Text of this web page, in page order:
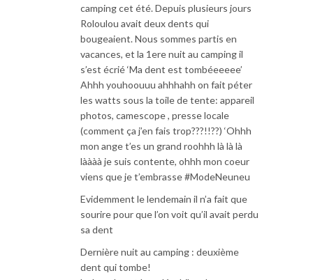
camping cet été. Depuis plusieurs jours
Roloulou avait deux dents qui
bougeaient. Nous sommes partis en
vacances, et la 1ere nuit au camping il
s’est écrié ‘Ma dent est tombéeeeee’
Ahhh youhoouuu ahhhahh on fait péter
les watts sous la toile de tente: appareil
photos, camescope , presse locale
(comment ça j’en fais trop???!!??) ‘Ohhh
mon ange t’es un grand roohhh là là là
làààà je suis contente, ohhh mon coeur
viens que je t’embrasse #ModeNeuneu
Evidemment le lendemain il n’a fait que
sourire pour que l’on voit qu’il avait perdu
sa dent
Dernière nuit au camping : deuxième
dent qui tombe!